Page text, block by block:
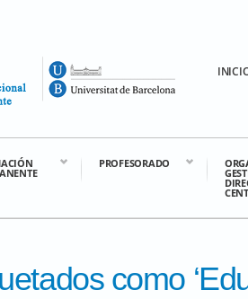
PROFESORADO
como